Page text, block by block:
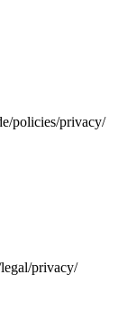
policies/privacy/
privacy/